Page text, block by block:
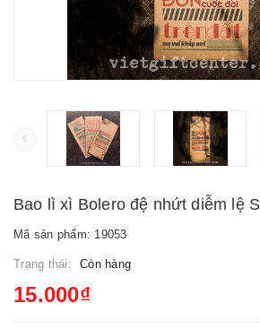
Bao lì xì Bolero đệ nhứt diễm lệ
Mã sản phẩm: 19053
Trạng thái: Còn hàng
15.000₫